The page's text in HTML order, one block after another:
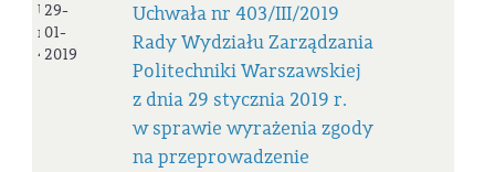
Uchwała
nr
403/III/2019
29-
01-
2019
Uchwała nr 403/III/2019
Rady Wydziału Zarządzania
Politechniki Warszawskiej
z dnia 29 stycznia 2019 r.
w sprawie wyrażenia zgody
na przeprowadzenie